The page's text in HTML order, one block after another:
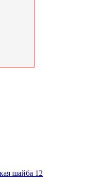
шайба 12